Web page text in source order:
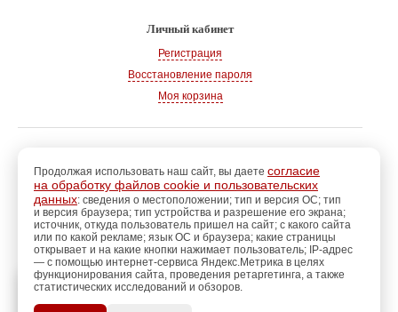
Личный кабинет
Регистрация
Восстановление пароля
Моя корзина
г. Волгодонск
Адрес: 347360, Ростовская обл., г. Волгодонск
Тел.: +7 928 102-83-75
E-mail: info@magazin-rukodelia.ru
Звонки принимаются ежедневно
с 09-00 до 21-00
Продолжая использовать наш сайт, вы даете согласие
на обработку файлов cookie и пользовательских
данных: сведения о местоположении; тип и версия ОС; тип
и версия браузера; тип устройства и разрешение его экрана;
источник, откуда пользователь пришел на сайт; с какого сайта
или по какой рекламе; язык ОС и браузера; какие страницы
открывает и на какие кнопки нажимает пользователь; IP-адрес
— с помощью интернет-сервиса Яндекс.Метрика в целях
функционирования сайта, проведения ретаргетинга, а также
статистических исследований и обзоров.
Пройдитерегистрацию для
использования